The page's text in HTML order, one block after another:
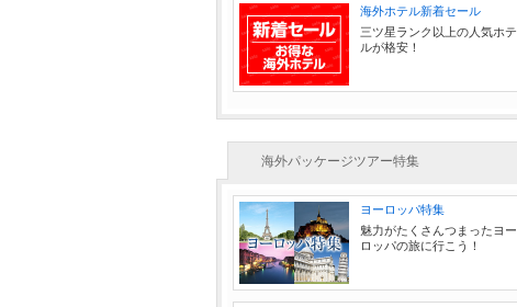
海外ホテル新着セール
三ツ星ランク以上の人気ホテ
ルが格安！
海外パッケージツアー特集
ヨーロッパ特集
魅力がたくさんつまったヨー
ロッパの旅に行こう！